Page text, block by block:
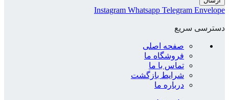
Instagram Whatsapp Telegram Envelope
دسترسی سریع
صفحه اصلی
فروشگاه ما
تماس با ما
شرایط بازگشت
درباره ما